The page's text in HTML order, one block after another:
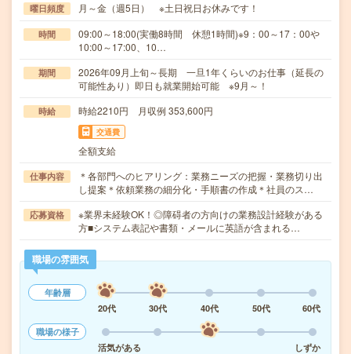
曜日頻度 月～金（週5日） ※土日祝日お休みです！
時間
09:00～18:00(実働8時間 休憩1時間)※9：00～17：00や
10:00～17:00、10…
期間
2026年09月上旬～長期 一旦1年くらいのお仕事（延長の
可能性あり）即日も就業開始可能 ※9月～！
時給 時給2210円 月収例 353,600円
交通費
全額支給
仕事内容
＊各部門へのヒアリング：業務ニーズの把握・業務切り出
し提案＊依頼業務の細分化・手順書の作成＊社員のス…
応募資格
※業界未経験OK！◎障碍者の方向けの業務設計経験がある
方■システム表記や書類・メールに英語が含まれる…
職場の雰囲気
年齢層
20代
30代 40代 50代
60代
職場の様子
活気がある
しずか